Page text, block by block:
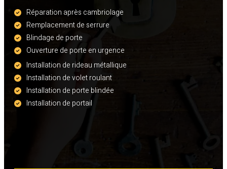
Réparation après cambriolage
Remplacement de serrure
Blindage de porte
Ouverture de porte en urgence
Installation de rideau métallique
Installation de volet roulant
Installation de porte blindée
Installation de portail